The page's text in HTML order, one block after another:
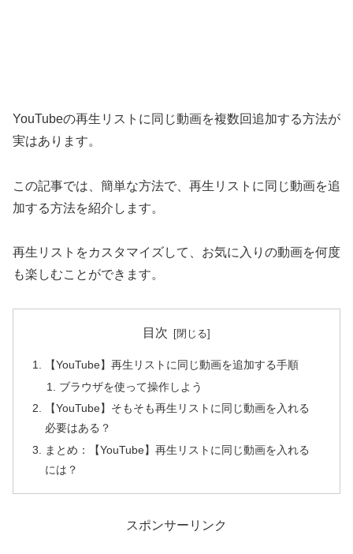
YouTubeの再生リストに同じ動画を複数回追加する方法が
実はあります。
この記事では、簡単な方法で、再生リストに同じ動画を追
加する方法を紹介します。
再生リストをカスタマイズして、お気に入りの動画を何度
も楽しむことができます。
目次
【YouTube】再生リストに同じ動画を追加する手順
ブラウザを使って操作しよう
【YouTube】そもそも再生リストに同じ動画を入れる
必要はある？
まとめ：【YouTube】再生リストに同じ動画を入れる
には？
スポンサーリンク